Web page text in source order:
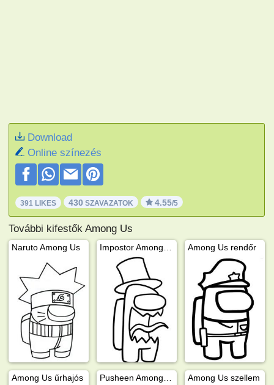
Download
Online színezés
391 LIKES 430 SZAVAZATOK 4.55/5
További kifestők Among Us
Naruto Among Us Among Us rendőr
Among Us űrhajós Among Us szellem